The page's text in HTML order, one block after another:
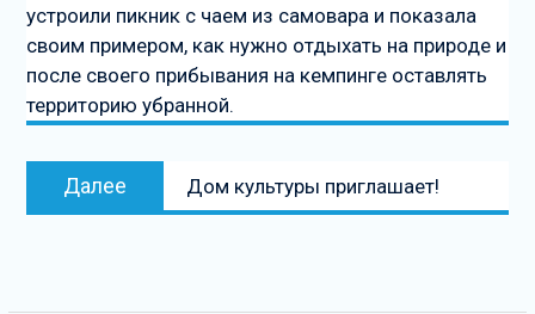
устроили пикник с чаем из самовара и показала
своим примером, как нужно отдыхать на природе и
после своего прибывания на кемпинге оставлять
территорию убранной.
Далее
запись
Дом культуры приглашает!